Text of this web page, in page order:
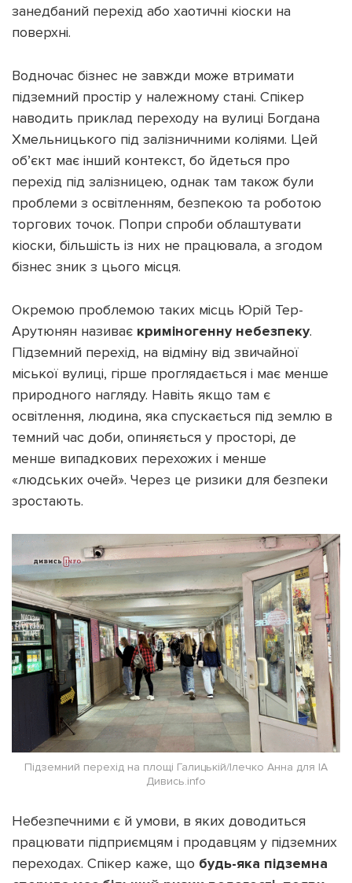
занедбаний перехід або хаотичні кіоски на
поверхні.
Водночас бізнес не завжди може втримати
підземний простір у належному стані. Спікер
наводить приклад переходу на вулиці Богдана
Хмельницького під залізничними коліями. Цей
об’єкт має інший контекст, бо йдеться про
перехід під залізницею, однак там також були
проблеми з освітленням, безпекою та роботою
торгових точок. Попри спроби облаштувати
кіоски, більшість із них не працювала, а згодом
бізнес зник з цього місця.
Окремою проблемою таких місць Юрій Тер-
Арутюнян називає криміногенну небезпеку.
Підземний перехід, на відміну від звичайної
міської вулиці, гірше проглядається і має менше
природного нагляду. Навіть якщо там є
освітлення, людина, яка спускається під землю в
темний час доби, опиняється у просторі, де
менше випадкових перехожих і менше
«людських очей». Через це ризики для безпеки
зростають.
Підземний перехід на площі Галицькій/Ілечко Анна для ІА
Дивись.info
Небезпечними є й умови, в яких доводиться
працювати підприємцям і продавцям у підземних
переходах. Спікер каже, що будь-яка підземна